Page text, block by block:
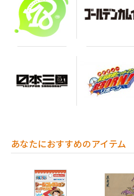
あなたにおすすめのアイテム